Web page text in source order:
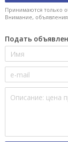
Принимаются только
Внимание,
Подать